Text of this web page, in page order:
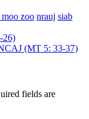
zoo nrauj siab
26)
(MT 5: 33-37)
fields are